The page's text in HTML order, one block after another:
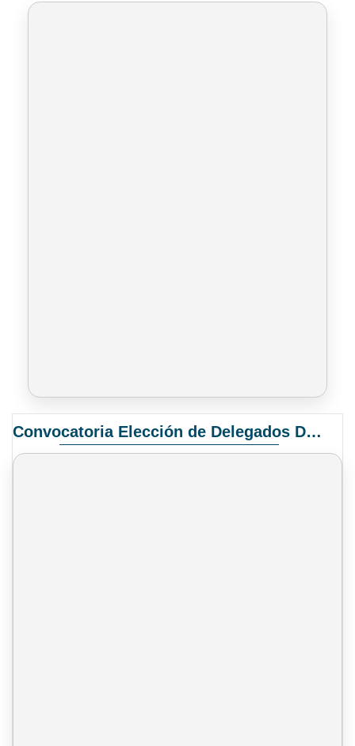
Convocatoria Elección de Delegados Docentes para el XIV Congreso Nacional de Universidades